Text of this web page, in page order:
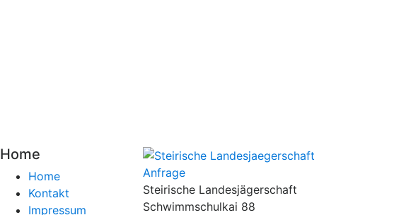
Home
Home
Kontakt
Impressum
Anfrage
Steirische Landesjägerschaft
Schwimmschulkai 88